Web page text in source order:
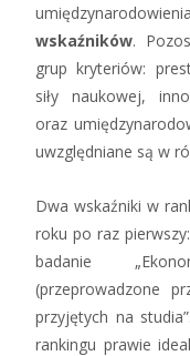
wskaźników.
grup kryteriów:
siły naukowej,
oraz
uwzględniane są w
Dwa wskaźniki w
roku po raz
badanie
(przeprowadzone
przyjętych na
rankingu prawie